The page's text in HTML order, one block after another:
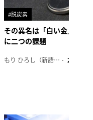
#脱炭素
その異名は「白い金」、リ
に二つの課題
もり ひろし（新語ウォッチャー） 2023年7